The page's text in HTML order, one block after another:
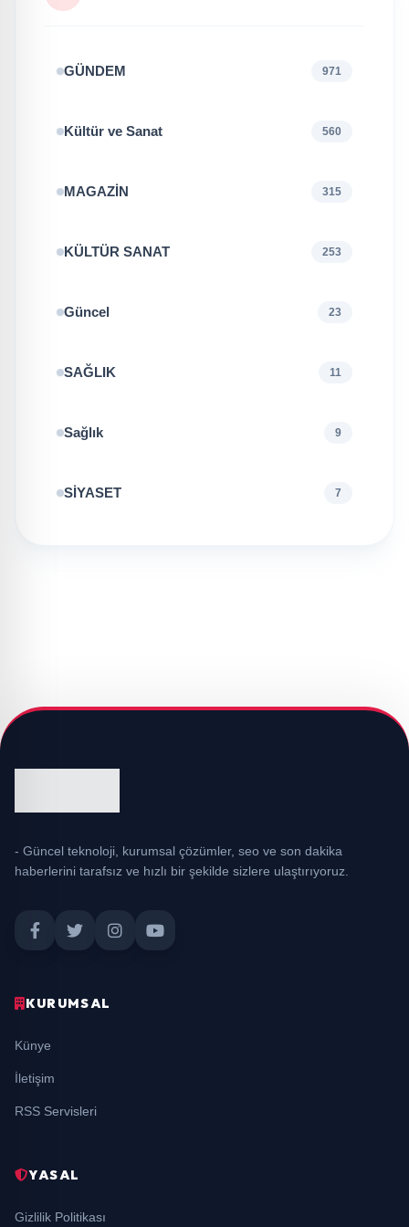
GÜNDEM 971
Kültür ve Sanat 560
MAGAZİN 315
KÜLTÜR SANAT 253
Güncel 23
SAĞLIK 11
Sağlık 9
SİYASET 7
- Güncel teknoloji, kurumsal çözümler, seo ve son dakika
haberlerini tarafsız ve hızlı bir şekilde sizlere ulaştırıyoruz.
KURUMSAL
Künye
İletişim
RSS Servisleri
YASAL
Gizlilik Politikası